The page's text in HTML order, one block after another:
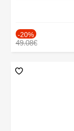
-20%
49.08€